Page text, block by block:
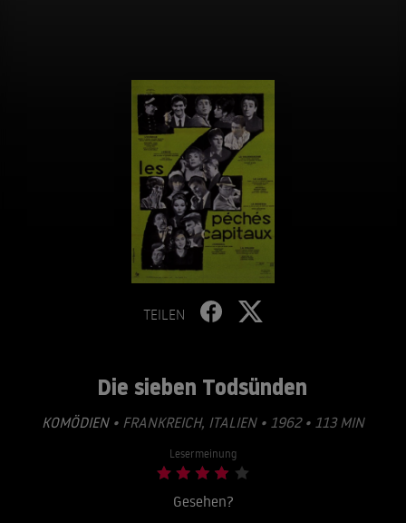
TEILEN
Die sieben Todsünden
KOMÖDIEN• FRANKREICH, ITALIEN • 1962 • 113 MIN
Lesermeinung
Gesehen?